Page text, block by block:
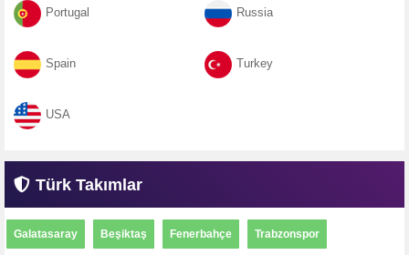
Portugal Russia
Spain Turkey
USA
Türk Takımlar
Galatasaray Beşiktaş Fenerbahçe Trabzonspor